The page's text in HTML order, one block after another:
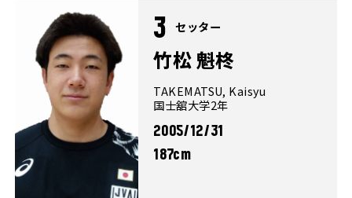
3 セッター
竹松 魁柊
TAKEMATSU, Kaisyu
国士舘大学2年
2005/12/31
187cm